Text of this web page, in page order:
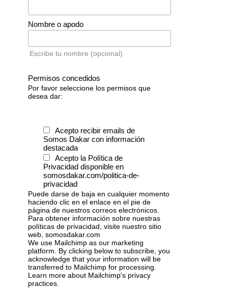
Nombre o apodo
Escribe tu nombre (opcional)
Permisos concedidos
Por favor seleccione los permisos que
desea dar:
Acepto recibir emails de
Somos Dakar con información
destacada
Acepto la Política de
Privacidad disponible en
somosdakar.com/politica-de-
privacidad
Puede darse de baja en cualquier momento
haciendo clic en el enlace en el pie de
página de nuestros correos electrónicos.
Para obtener información sobre nuestras
políticas de privacidad, visite nuestro sitio
web, somosdakar.com
We use Mailchimp as our marketing
platform. By clicking below to subscribe, you
acknowledge that your information will be
transferred to Mailchimp for processing.
Learn more about Mailchimp's privacy
practices.